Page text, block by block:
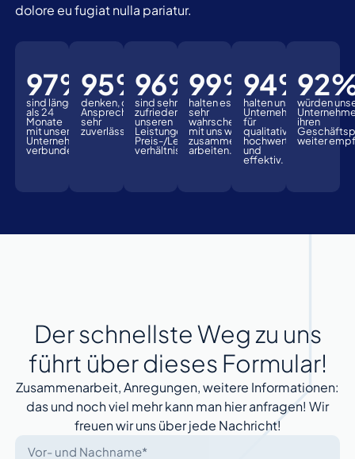
dolore eu fugiat nulla pariatur.
sind länger
als 24
Monate
mit unserem
Unternehmen
verbunden.
97%
denken, dass ihr
Ansprechpartner
sehr
zuverlässig ist.
95%
sind sehr
zufrieden mit
unseren
Leistungen und
Preis-/Leistungs-
verhältnis.
96%
halten es für
sehr
wahrscheinlich,
mit uns wieder
zusammen zu
arbeiten.
99%
halten unser
Unternehmen
für
qualitativ
hochwertig
und
effektiv.
94%
würden
ihren
weiter
92
Der schnellste Weg zu uns
führt über dieses Formular!
Zusammenarbeit, Anregungen, weitere Informationen:
das und noch viel mehr kann man hier anfragen! Wir
freuen wir uns über jede Nachricht!